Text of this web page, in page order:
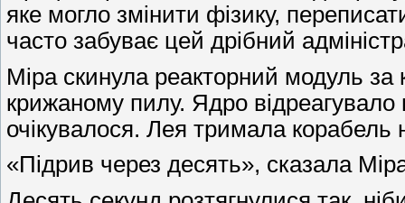
яке могло змінити фізику,
часто забуває цей дрібний
Міра скинула реакторний модуль
крижаному пилу. Ядро
очікувалося. Лея тримала корабель
«Підрив через десять», сказала